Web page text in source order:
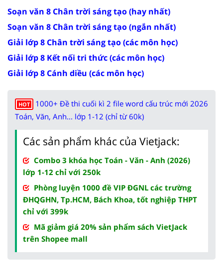
Soạn văn 8 Chân trời sáng tạo (hay nhất)
Soạn văn 8 Chân trời sáng tạo (ngắn nhất)
Giải lớp 8 Chân trời sáng tạo (các môn học)
Giải lớp 8 Kết nối tri thức (các môn học)
Giải lớp 8 Cánh diều (các môn học)
HOT
1000+ Đề thi cuối kì 2 file word cấu trúc mới 2026
Toán, Văn, Anh... lớp 1-12 (chỉ từ 60k)
Các sản phẩm khác của Vietjack:
Combo 3 khóa học Toán - Văn - Anh (2026)
lớp 1-12 chỉ với 250k
Phòng luyện 1000 đề VIP ĐGNL các trường
ĐHQGHN, Tp.HCM, Bách Khoa, tốt nghiệp THPT
chỉ với 399k
Mã giảm giá 20% sản phẩm sách VietJack
trên Shopee mall